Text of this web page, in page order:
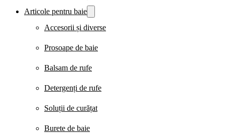
Articole pentru baie
Accesorii și diverse
Prosoape de baie
Balsam de rufe
Detergenți de rufe
Soluții de curățat
Burete de baie